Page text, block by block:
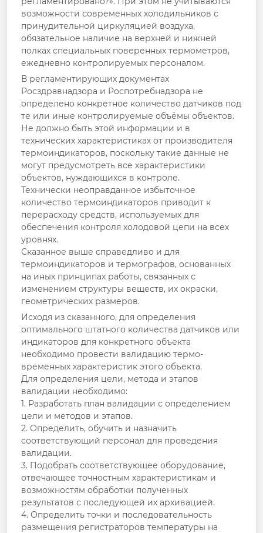
возможности современных холодильников с
принудительной циркуляцией воздуха,
обязательное наличие на верхней и нижней
полках специальных поверенных термометров,
ежедневно контролируемых персоналом.
В регламентирующих документах
Росздравнадзора и Роспотребнадзора не
определено конкретное количество датчиков под
те или иные контролируемые объёмы объектов.
Не должно быть этой информации и в
технических характеристиках от производителя
термоиндикаторов, поскольку такие данные не
могут предусмотреть все характеристики
объектов, нуждающихся в контроле.
Технически неоправданное избыточное
количество термоиндикаторов приводит к
перерасходу средств, используемых для
обеспечения контроля холодовой цепи на всех
уровнях.
Сказанное выше справедливо и для
термоиндикаторов и термографов, основанных
на иных принципах работы, связанных с
изменением структуры веществ, их окраски,
геометрических размеров.
Исходя из сказанного, для определения
оптимального штатного количества датчиков или
индикаторов для конкретного объекта
необходимо провести валидацию термо-
временных характеристик этого объекта.
Для определения цели, метода и этапов
валидации необходимо:
1. Разработать план валидации с определением
цели и методов и этапов.
2. Определить, обучить и назначить
соответствующий персонал для проведения
валидации.
3. Подобрать соответствующее оборудование,
отвечающее точностным характеристикам и
возможностям обработки полученных
результатов с последующей их архивацией.
4. Определить точки и последовательность
размещения регистраторов температуры на